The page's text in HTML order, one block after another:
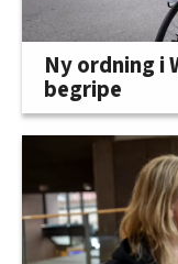
Ny ordning i
begripe